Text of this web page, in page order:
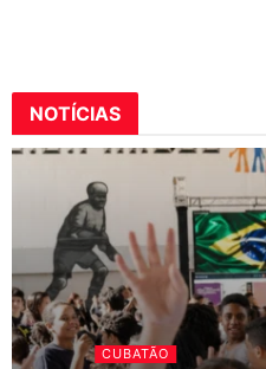
NOTÍCIAS
CUBATÃO